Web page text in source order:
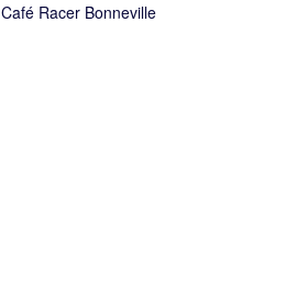
Café Racer Bonneville